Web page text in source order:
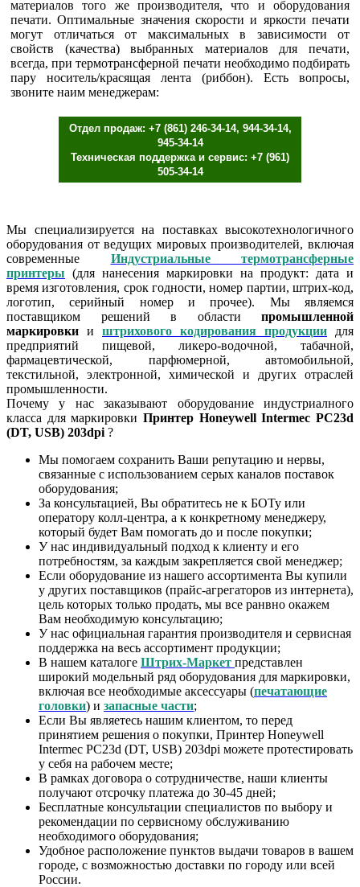
материалов того же производителя, что и оборудования
печати. Оптимальные значения скорости и яркости печати
могут отличаться от максимальных в зависимости от
свойств (качества) выбранных материалов для печати,
всегда, при термотрансферной печати необходимо подбирать
пару носитель/красящая лента (риббон). Есть вопросы,
звоните наим менеджерам:
Отдел продаж: +7 (861) 246-34-14, 944-34-14,
945-34-14
Техническая поддержка и сервис: +7 (961)
505-34-14
Мы специализируется на поставках высокотехнологичного
оборудования от ведущих мировых производителей, включая
современные Индустриальные термотрансферные
принтеры (для нанесения маркировки на продукт: дата и
время изготовления, срок годности, номер партии, штрих-код,
логотип, серийный номер и прочее). Мы являемся
поставщиком решений в области промышленной
маркировки и штрихового кодирования продукции для
предприятий пищевой, ликеро-водочной, табачной,
фармацевтической, парфюмерной, автомобильной,
текстильной, электронной, химической и других отраслей
промышленности.
Почему у нас заказывают оборудование индустриалного
класса для маркировки Принтер Honeywell Intermec PC23d
(DT, USB) 203dpi ?
Мы помогаем сохранить Ваши репутацию и нервы,
связанные с использованием серых каналов поставок
оборудования;
За консультацией, Вы обратитесь не к БОТу или
оператору колл-центра, а к конкретному менеджеру,
который будет Вам помогать до и после покупки;
У нас индивидуальный подход к клиенту и его
потребностям, за каждым закрепляется свой менеджер;
Если оборудование из нашего ассортимента Вы купили
у других поставщиков (прайс-агрегаторов из интернета),
цель которых только продать, мы все ранвно окажем
Вам необходимую консультацию;
У нас официальная гарантия производителя и сервисная
поддержка на весь ассортимент продукции;
В нашем каталоге Штрих-Маркет представлен
широкий модельный ряд оборудования для маркировки,
включая все необходимые аксессуары (печатающие
головки) и запасные части;
Если Вы являетесь нашим клиентом, то перед
принятием решения о покупки, Принтер Honeywell
Intermec PC23d (DT, USB) 203dpi можете протестировать
у себя на рабочем месте;
В рамках договора о сотрудничестве, наши клиенты
получают отсрочку платежа до 30-45 дней;
Бесплатные консультации специалистов по выбору и
рекомендации по сервисному обслуживанию
необходимого оборудования;
Удобное расположение пунктов выдачи товаров в вашем
городе, с возможностью доставки по городу или всей
России.